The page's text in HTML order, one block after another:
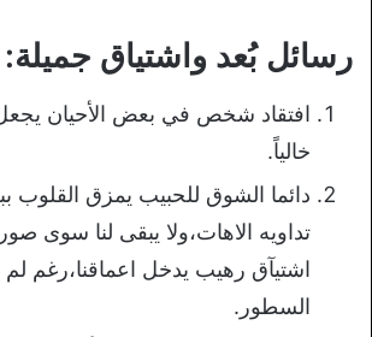
رسائل بُعد واشتياق جميلة:
افتقاد شخص في بعض الأحيان يجعل
خالياً.
دائما الشوق للحبيب يمزق القلوب
تداويه الاهات،ولا يبقى لنا سوى
اشتيآق رهيب يدخل اعماقنا،رغم
السطور.